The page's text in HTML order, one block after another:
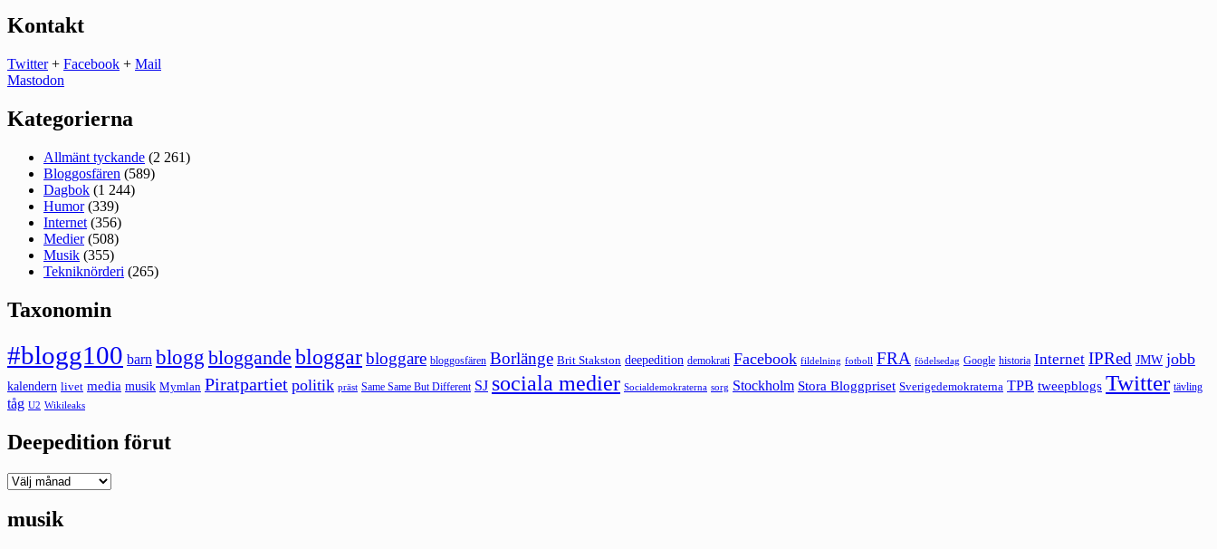
Kontakt
Twitter+ Facebook + Mail
Mastodon
Kategorierna
Allmänt tyckande (2 261)
Bloggosfären (589)
Dagbok (1 244)
Humor(339)
Internet (356)
Medier(508)
Musik (355)
Tekniknörderi (265)
Taxonomin
#blogg100 barn blogg bloggande bloggarbloggare bloggosfären Borlänge Brit Stakston deepedition demokrati Facebook fildelning fotboll FRA födelsedag Google historia Internet IPRed JMW jobb
kalendern livet media musik Mymlan Piratpartiet politik präst Same Same But Different SJ sociala medier Socialdemokraterna sorg Stockholm Stora Bloggpriset Sverigedemokraterna TPB tweepblogs Twitter tävling
tåg U2 Wikileaks
Deepedition förut
Deepedition
musik